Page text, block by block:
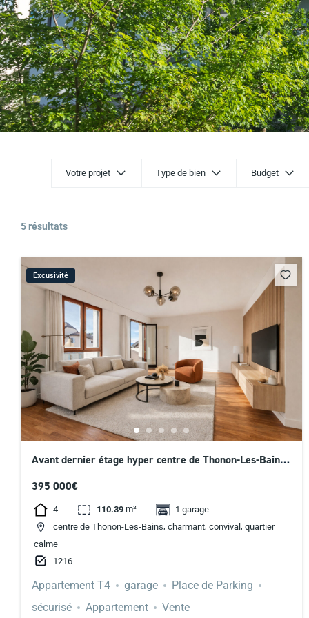
Votre projet Type de bien Budget
5 résultats
Excusivité
Avant dernier étage hyper centre de Thonon-Les-Bains
395 000€
4 110.39 m²
1 garage
centre de Thonon-Les-Bains,charmant,convival,quartier
calme
1216
Appartement T4 garage
Place de Parking
sécurisé
Appartement Vente